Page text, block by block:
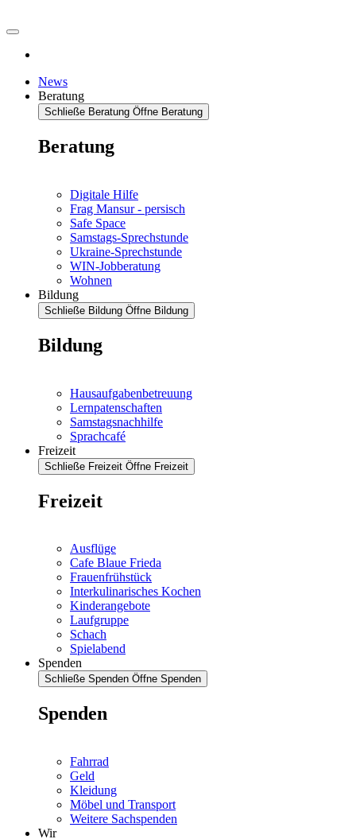
News
Beratung
Schließe Beratung Öffne Beratung
Beratung
Digitale Hilfe
Frag Mansur - persisch
Safe Space
Samstags-Sprechstunde
Ukraine-Sprechstunde
WIN-Jobberatung
Wohnen
Bildung
Schließe Bildung Öffne Bildung
Bildung
Hausaufgabenbetreuung
Lernpatenschaften
Samstagsnachhilfe
Sprachcafé
Freizeit
Schließe Freizeit Öffne Freizeit
Freizeit
Ausflüge
Cafe Blaue Frieda
Frauenfrühstück
Interkulinarisches Kochen
Kinderangebote
Laufgruppe
Schach
Spielabend
Spenden
Schließe Spenden Öffne Spenden
Spenden
Fahrrad
Geld
Kleidung
Möbel und Transport
Weitere Sachspenden
Wir